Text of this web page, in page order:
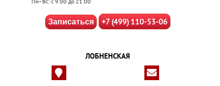
Записаться +7 (499) 110-53-06
ЛОБНЕНСКАЯ